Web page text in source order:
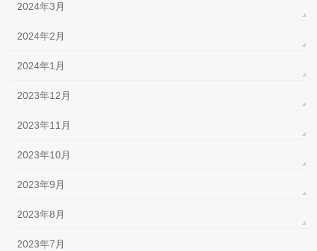
2024年3月
2024年2月
2024年1月
2023年12月
2023年11月
2023年10月
2023年9月
2023年8月
2023年7月